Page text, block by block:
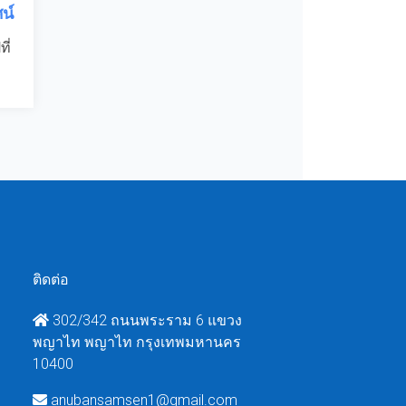
น์
ติดต่อ
302/342 ถนนพระราม 6 แขวง
พญาไท พญาไท กรุงเทพมหานคร
10400
anubansamsen1@gmail.com